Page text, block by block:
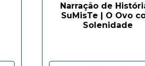
Narração de
SuMisTe | O Ovo
Solenidade